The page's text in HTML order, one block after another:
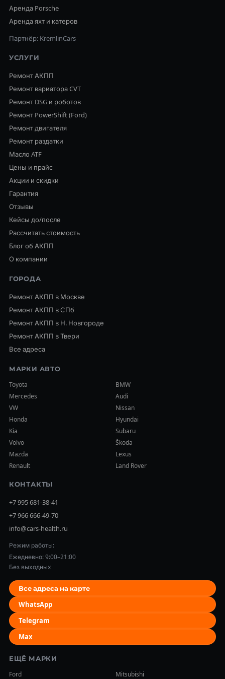
Аренда Porsche
Аренда яхт и катеров
Партнёр: KremlinCars
УСЛУГИ
Ремонт АКПП
Ремонт вариатора CVT
Ремонт DSG и роботов
Ремонт PowerShift (Ford)
Ремонт двигателя
Ремонт раздатки
Масло ATF
Цены и прайс
Акции и скидки
Гарантия
Отзывы
Кейсы до/после
Рассчитать стоимость
Блог об АКПП
О компании
ГОРОДА
Ремонт АКПП в Москве
Ремонт АКПП в СПб
Ремонт АКПП в Н. Новгороде
Ремонт АКПП в Твери
Все адреса
МАРКИ АВТО
Toyota
BMW
Mercedes
Audi
VW
Nissan
Honda
Hyundai
Kia
Subaru
Volvo
Škoda
Mazda
Lexus
Renault
Land Rover
КОНТАКТЫ
+7 995 681-38-41
+7 966 666-49-70
info@cars-health.ru
Режим работы:
Ежедневно: 9:00–21:00
Без выходных
Все адреса на карте
WhatsApp
Telegram
Max
ЕЩЁ МАРКИ
Ford Mitsubishi